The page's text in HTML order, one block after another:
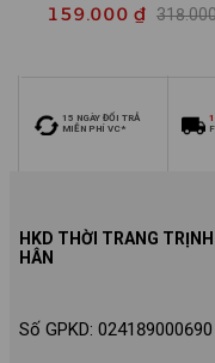
nhiều mẫu - Quần áo
159.000 ₫
15 NGÀY ĐỔI TRẢ
MIỄN PHÍ VC*
HKD THỜI TRANG
HÂN
Số GPKD: 024189000690